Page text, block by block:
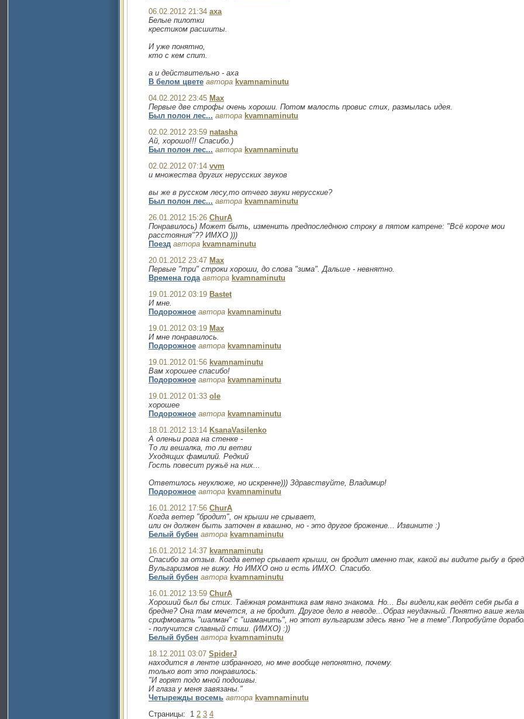
06.02.2012 21:34 axa
Белые пилотки
крестиком расшиты.
И уже понятно,
кто с кем спит.
а и действительно - аха
В белом цвете автора kvamnaminutu
04.02.2012 23:45 Max
Первые две строфы очень хороши. Потом малость провис стих, размылась идея.
Был полон лес... автора kvamnaminutu
02.02.2012 23:59 natasha
Ай, хорошо!!! Спасибо.)
Был полон лес... автора kvamnaminutu
02.02.2012 07:14 vvm
и множества других нерусских звуков
вы же в русском лесу,то отчего звуки нерусские?
Был полон лес... автора kvamnaminutu
26.01.2012 15:26 ChurA
Понравилось) Может быть, изменить предпоследнюю строку в пятом катрене: "Всё короче мои
расстояния"?? ИМХО )))
Поезд автора kvamnaminutu
20.01.2012 23:47 Max
Первые "три" строки хороши, до слова "зима". Дальше - невнятно.
Времена года автора kvamnaminutu
19.01.2012 03:19 Bastet
И мне.
Подорожное автора kvamnaminutu
19.01.2012 03:19 Max
И мне понравилось.
Подорожное автора kvamnaminutu
19.01.2012 01:56 kvamnaminutu
Вам хорошее спасибо!
Подорожное автора kvamnaminutu
19.01.2012 01:33 ole
хорошее
Подорожное автора kvamnaminutu
18.01.2012 13:14 KsanaVasilenko
А оленьи рога на стенке -
То ли вешалка, то ли ветви
Уходящих фамилий. Редкий
Гость повесит ружьё на них...
Ответилось неуклюже, но искренне))) Здравствуйте, Владимир!
Подорожное автора kvamnaminutu
16.01.2012 17:56 ChurA
Когда ветер "бродит", он крыши не срывает,
или он должен быть заточен в квашню, но - это другое брожение... Извините :)
Белый бубен автора kvamnaminutu
16.01.2012 14:37 kvamnaminutu
Спасибо за отзыв. Когда ветер срывает крыши, он бродит именно так, какой вы видите рыбу в
Вульгаризмов не вижу. Но ИМХО оно и есть ИМХО. Спасибо.
Белый бубен автора kvamnaminutu
16.01.2012 13:59 ChurA
Хороший был бы стих. Таёжная романтика вам явно знакома. Но... Вы видели,как ведёт себя рыба в
бредне? Она там мечется, а не бродит. Другое дело в неводе...Образ неудачный. Понятно ваше
срифмовать "шалман" с "шаманить", но этот вульгаризм здесь явно "не в теме".Попробуйте
- получится славный стиш. (ИМХО) :))
Белый бубен автора kvamnaminutu
18.12.2011 03:07 SpiderJ
находится в ленте избранного, но мне вообще непонятно, почему.
только вот это понравилось:
"И горят подо мной подошвы.
И глаза у меня завязаны."
Четырежды восемь автора kvamnaminutu
Страницы: 1 2 3 4